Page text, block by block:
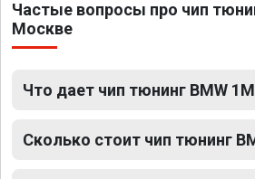
Частые вопросы про чип
Москве
Что дает чип тюнинг BMW
Сколько стоит чип тюнинг